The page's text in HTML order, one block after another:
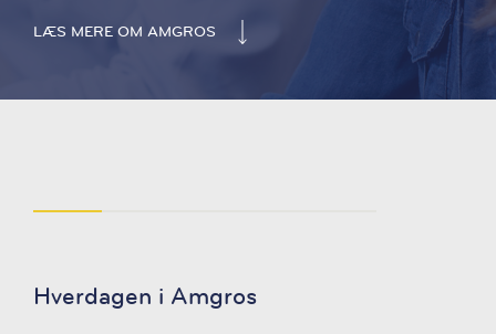
LÆS MERE OM AMGROS
Hverdagen i Amgros